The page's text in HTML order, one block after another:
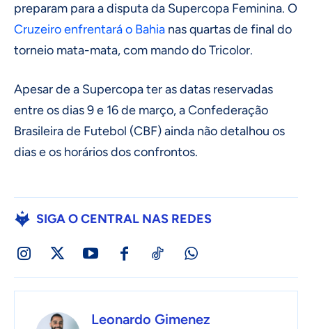
preparam para a disputa da Supercopa Feminina. O
Cruzeiro enfrentará o Bahia nas quartas de final do
torneio mata-mata, com mando do Tricolor.
Apesar de a Supercopa ter as datas reservadas
entre os dias 9 e 16 de março, a Confederação
Brasileira de Futebol (CBF) ainda não detalhou os
dias e os horários dos confrontos.
SIGA O CENTRAL NAS REDES
Leonardo Gimenez